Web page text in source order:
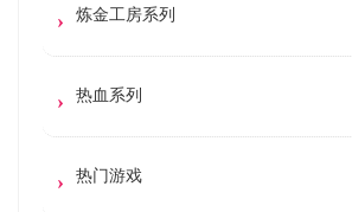
炼金工房系列
热血系列
热门游戏